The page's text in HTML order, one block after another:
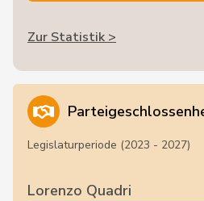
Zur Statistik >
Legislaturperiode (2023 - 2027)
Lorenzo Quadri